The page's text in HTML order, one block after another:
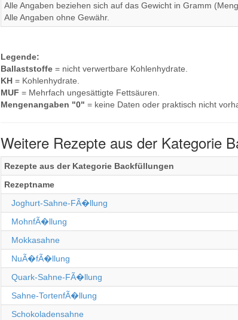
Alle Angaben beziehen sich auf das Gewicht in Gramm
Alle Angaben ohne Gewähr.
Legende:
Ballaststoffe = nicht verwertbare Kohlenhydrate.
KH = Kohlenhydrate.
MUF = Mehrfach ungesättigte Fettsäuren.
Mengenangaben "0" = keine Daten oder praktisch nicht
Weitere Rezepte aus der Kategorie
Rezepte aus der Kategorie Backfüllungen
Rezeptname
Joghurt-Sahne-FÃ�llung
MohnfÃ�llung
Mokkasahne
NuÃ�fÃ�llung
Quark-Sahne-FÃ�llung
Sahne-TortenfÃ�llung
Schokoladensahne